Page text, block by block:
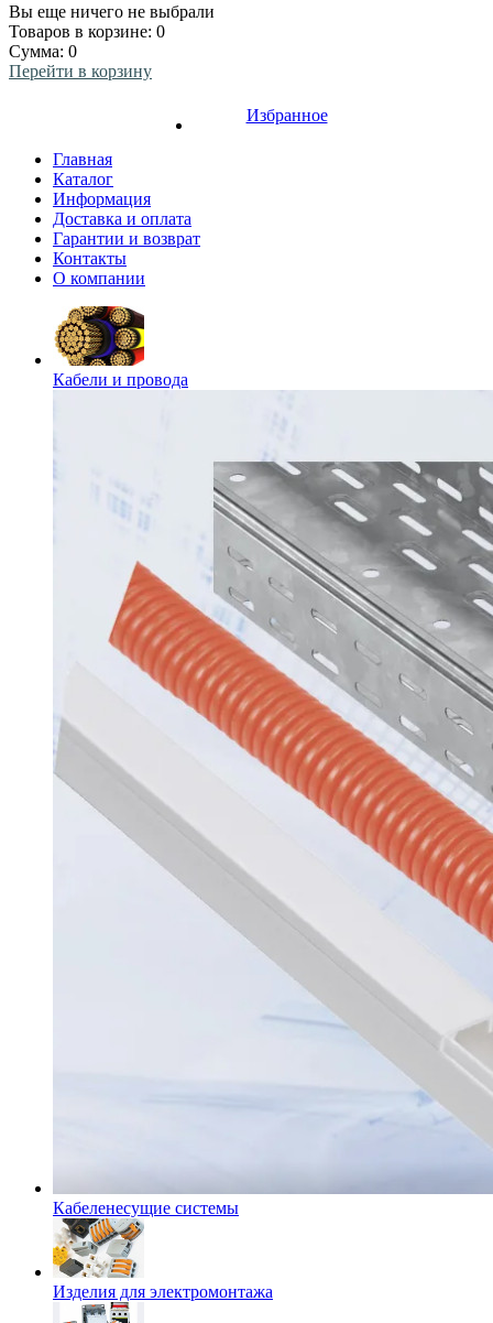
Вы еще ничего не выбрали
Товаров в корзине: 0
Сумма: 0
Перейти в корзину
Избранное
Главная
Каталог
Информация
Доставка и оплата
Гарантии и возврат
Контакты
О компании
Кабели и провода
Кабеленесущие системы
Изделия для электромонтажа